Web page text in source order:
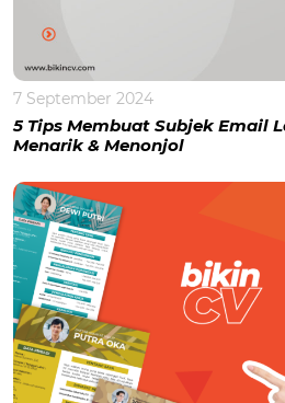
7 September 2024
5 Tips Membuat Subjek Email
Menarik & Menonjol